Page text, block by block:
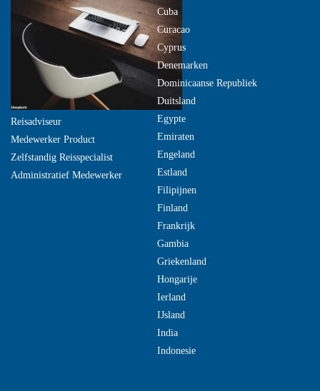
Reisadviseur
Medewerker Product
Zelfstandig Reisspecialist
Administratief Medewerker
Cuba
Curacao
Cyprus
Denemarken
Dominicaanse Republiek
Duitsland
Egypte
Emiraten
Engeland
Estland
Filipijnen
Finland
Frankrijk
Gambia
Griekenland
Hongarije
Ierland
IJsland
India
Indonesie